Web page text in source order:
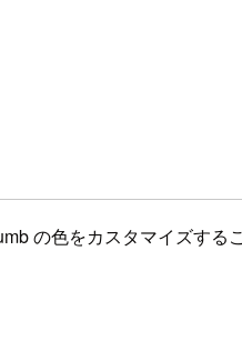
の色をカスタマイズする